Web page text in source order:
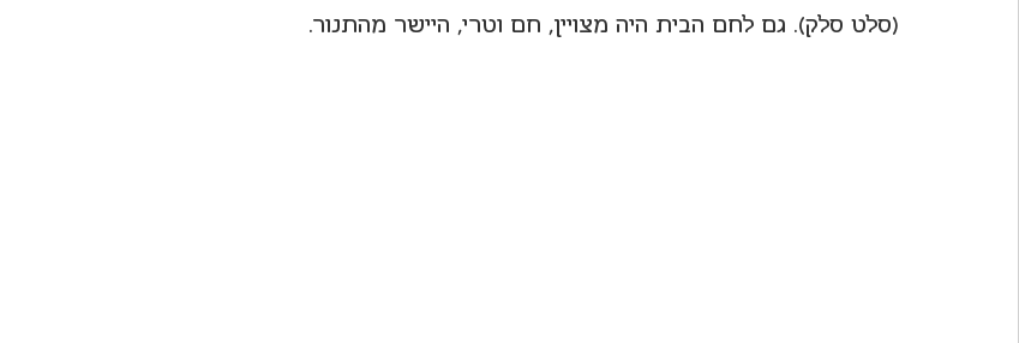
(סלט סלק). גם לחם הבית היה מצויין, חם וטרי, היישר מהתנור.